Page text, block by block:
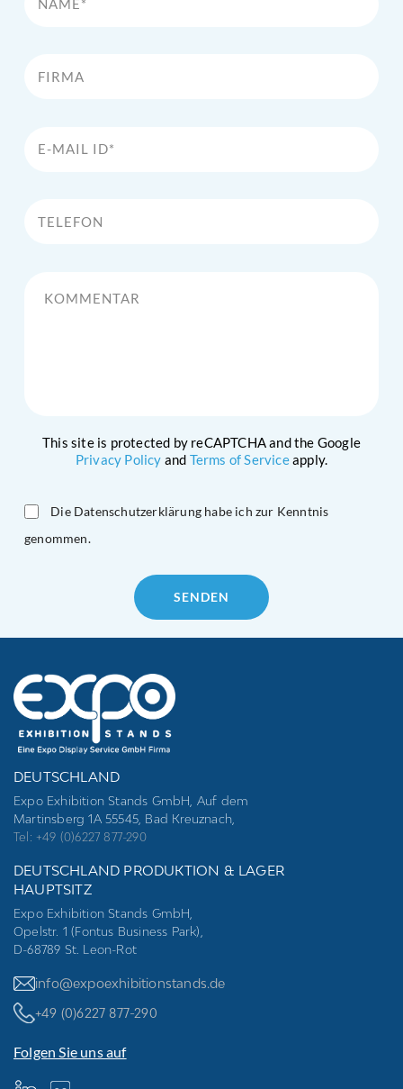
This site is protected by reCAPTCHA and the Google
Privacy Policy and Terms of Serviceapply.
Die Datenschutzerklärung habe ich zur Kenntnis
genommen.
empty.
DEUTSCHLAND
Expo Exhibition Stands GmbH, Auf dem
Martinsberg 1A 55545, Bad Kreuznach,
Tel: +49 (0)6227 877-290
DEUTSCHLAND PRODUKTION & LAGER
HAUPTSITZ
Expo Exhibition Stands GmbH,
Opelstr. 1 (Fontus Business Park),
D-68789 St. Leon-Rot
info@expoexhibitionstands.de
+49 (0)6227 877-290
Folgen Sie uns auf